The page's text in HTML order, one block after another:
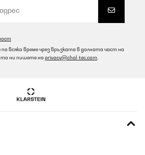
всяко време чрез връзката в долната част на
ни пишете на privacy@chal-tec.com